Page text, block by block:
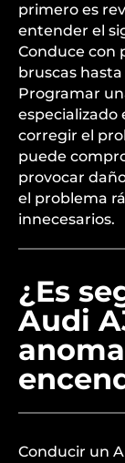
primero es
entender el
Conduce con
bruscas
Programar
corregir el
puede
provocar
el problema
innecesarios.
¿Es
Audi
Conducir un